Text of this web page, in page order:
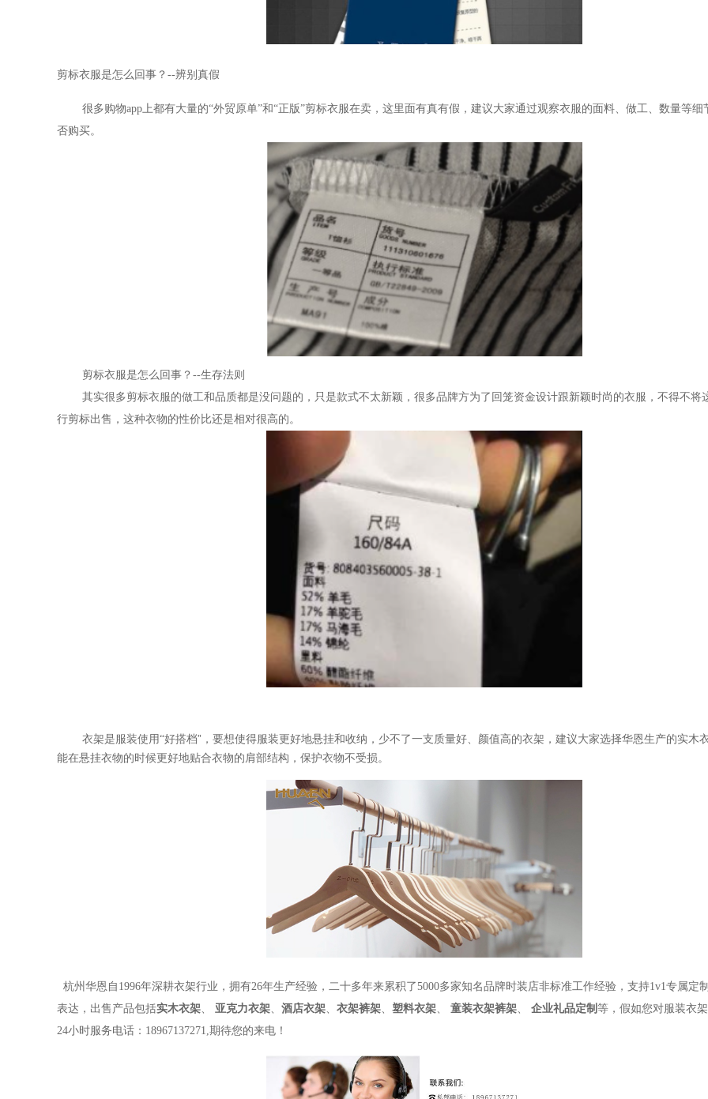
剪标衣服是怎么回事？ --辨别真假
很多购物app上都有大量的“外贸原单”和“正版”剪标衣服在卖，这里面有真有假，建议大家通过观察衣服的面料、做工、数量等细
否购买。
剪标衣服是怎么回事？ --生存法则
其实很多剪标衣服的做工和品质都是没问题的，只是款式不太新颖，很多品牌方为了回笼资金设计跟新颖时尚的衣服，不得不将
行剪标出售，这种衣物的性价比还是相对很高的。
衣架是服装使用“好搭档” ，要想使得服装更好地悬挂和收纳，少不了一支质量好、颜值高的衣架，建议大家选择华恩生产的实木
能在悬挂衣物的时候更好地贴合衣物的肩部结构，保护衣物不受损。
杭州华恩自 1996年深耕衣架行业，拥有26年生产经验，二十多年来累积了5000多家知名品牌时装店非标准工作经验，支持1v1专属定
表达，出售产品包括实木衣架 亚克力衣架 酒店衣架 衣架裤架 塑料衣架 童装衣架裤架 企业礼品定制 等，假如您对服装衣
24小时服务电话：18967137271,期待您的来电！